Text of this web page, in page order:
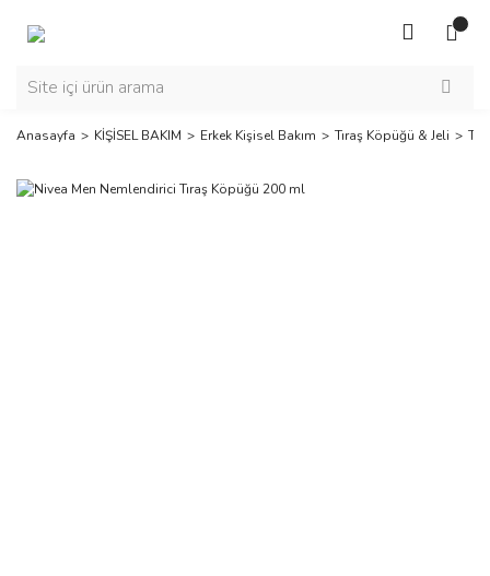
Anasayfa KİŞİSEL BAKIM Erkek Kişisel Bakım Tıraş Köpüğü & Jeli